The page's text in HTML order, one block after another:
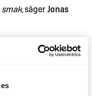
säger Jonas
med Seattle´s Best
optimal